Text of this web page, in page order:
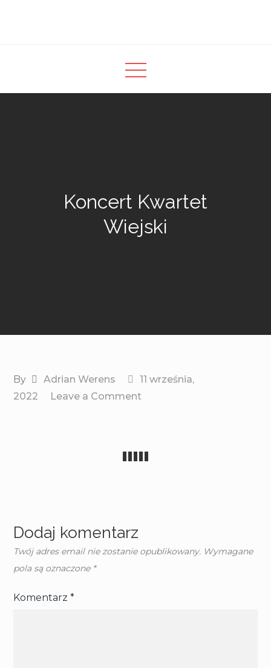
Koncert Kwartet
Wiejski
By Adrian Werens
11 września,
2022
Leave a Comment
Dodaj komentarz
Twój adres email nie zostanie opublikowany. Wymagane
pola są oznaczone *
Komentarz*